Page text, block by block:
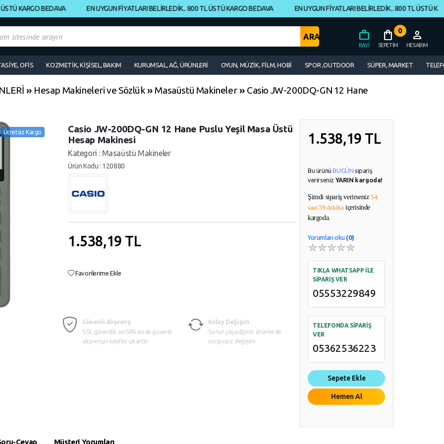
KARGO BEDAVA EN UYGUN FİYATLARI BELİRLEDİK.. 800 TL ÜSTÜ KARGO BEDAVA EN UYGUN FİYATLARI BELİRLEDİK.. 800 TL ÜSTÜ KARGO
work
BAYI
shopping_bag 0
SEPETIM
person
HESABIM
OFİS KOZMETİK, KİŞİSEL, BAKIM KURUMSAL, AĞ, ÜRÜNLERİ OYUN, MÜZİK, FİLM, HOBİ SPOR ,OUTDOOR SÜPER, MARKET
» Hesap Makineleri ve Sözlük» Masaüstü Makineler» Casio JW-200DQ-GN 12 Hane
Ücretsiz Kargo
Casio JW-200DQ-GN 12 Hane Puslu Yeşil Masa Üstü
Hesap Makinesi
Kategori : Masaüstü Makineler
Ürün Kodu : 120880
1.538,19 TL
Favorilerime Ekle
Güvenli Alışveriş
SSL güvenlik sertifikası ile güvenli
alışverişin keyfini çıkartın.
Kolay Değişim
Sorun yaşadğınız ürünlerde
sorgusuz değişim.
1.538,19 TL
Bu ürünüBUGÜN sipariş
verirseniz YARIN kargoda!
Şimdi sipariş verirseniz 54
saat 59 dakika içerisinde
kargoda.
Yorumları oku (0)
TIKLA WHATSAPP İLE
SİPARİŞ VER
05553229849
TELEFONDA SİPARİŞ
VER
05362536223
Sepete Ekle
Hemen Al
Cevap Müşteri Yorumları